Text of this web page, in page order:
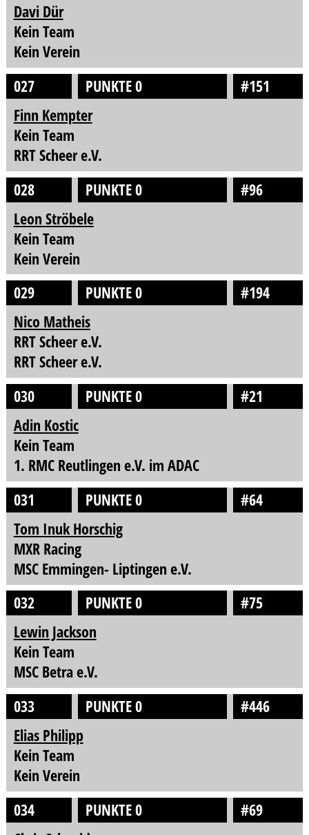
Davi Dür
Kein Team
Kein Verein
027
PUNKTE 0
#151
Finn Kempter
Kein Team
RRT Scheer e.V.
028
PUNKTE 0
#96
Leon Ströbele
Kein Team
Kein Verein
029
PUNKTE 0
#194
Nico Matheis
RRT Scheer e.V.
RRT Scheer e.V.
030
PUNKTE 0
#21
Adin Kostic
Kein Team
1. RMC Reutlingen e.V. im ADAC
031
PUNKTE 0
#64
Tom Inuk Horschig
MXR Racing
MSC Emmingen- Liptingen e.V.
032
PUNKTE 0
#75
Lewin Jackson
Kein Team
MSC Betra e.V.
033
PUNKTE 0
#446
Elias Philipp
Kein Team
Kein Verein
034
PUNKTE 0
#69